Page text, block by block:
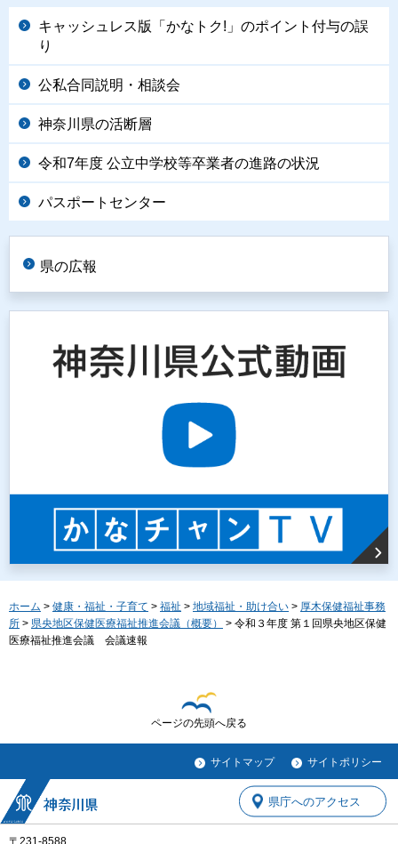
キャッシュレス版「かなトク!」のポイント付与の誤
り
公私合同説明・相談会
神奈川県の活断層
令和7年度 公立中学校等卒業者の進路の状況
パスポートセンター
県の広報
ホーム > 健康・福祉・子育て > 福祉 > 地域福祉・助け合い > 厚木保健福祉事務
所 > 県央地区保健医療福祉推進会議（概要）
> 令和３年度 第１回県央地区保健
医療福祉推進会議 会議速報
ページの先頭へ戻る
サイトマップ サイトポリシー
〒231-8588
県庁へのアクセス